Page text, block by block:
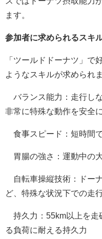
ます。
参加者に求められるスキ
「ツールドドーナツ」で
ようなスキルが求められ
バランス能力：走行し
非常に特殊な動作を安全
食事スピード：短時間
胃腸の強さ：運動中の
自転車操縦技術：ドー
ど、特殊な状況下での走
持久力：55km以上を走
る負荷に耐える持久力